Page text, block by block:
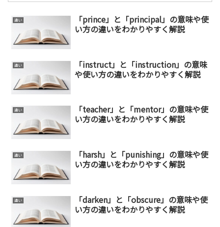
違い
「prince」と「principal」の意味や使
い方の違いをわかりやすく解説
違い
「instruct」と「instruction」の意味
や使い方の違いをわかりやすく解説
違い
「teacher」と「mentor」の意味や使
い方の違いをわかりやすく解説
違い
「harsh」と「punishing」の意味や使
い方の違いをわかりやすく解説
違い
「darken」と「obscure」の意味や使
い方の違いをわかりやすく解説